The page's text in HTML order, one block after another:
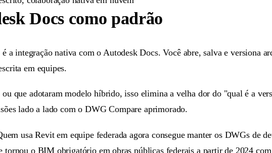
Docs como padrão
é a integração nativa com o Autodesk Docs. Você abre, salva e versiona
em equipes.
que adotaram modelo híbrido, isso elimina a velha dor do "qual é a
lado a lado com o DWG Compare aprimorado.
usa Revit em equipe federada agora consegue manter os DWGs de
tornou o BIM obrigatório em obras públicas federais a partir de 2024